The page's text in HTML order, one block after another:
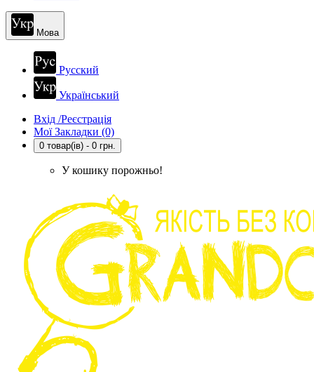
Мова
Русский
Український
Вхід /Реєстрація
Мої Закладки (0)
0 товар(ів) - 0 грн.
У кошику порожньо!